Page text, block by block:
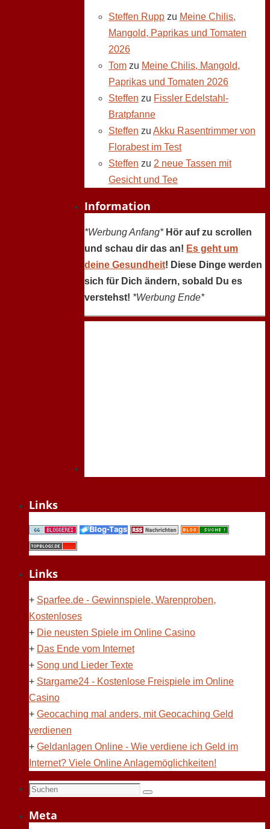
Steffen Rupp zu Meine Chilis,
Mangold, Paprikas und Tomaten
2026
Tom zu Meine Chilis, Mangold,
Paprikas und Tomaten 2026
Steffen zu Fissler Edelstahl-
Bratpfanne
Steffen zu Akku Rasentrimmer von
Florabest im Test
Steffen zu 2 neue Tassen mit
Gesicht und Tee
Information
*Werbung Anfang* Hör auf zu scrollen
und schau dir das an! Es geht um
deine Gesundheit! Diese Dinge werden
sich für Dich ändern, sobald Du es
verstehst! *Werbung Ende*
Links
Links
+ Sparfee.de - Gewinnspiele, Warenproben,
Kostenloses
+ Die neusten Spiele im Online Casino
+ Das Ende vom Internet
+ Song und Lieder Texte
+ Stargame24 - Kostenlose Freispiele im Online
Casino
+ Geocaching mal anders, mit Geocaching Geld
verdienen
+ Geldanlagen Online - Wie verdiene ich Geld im
Internet? Viele Online Anlagemöglichkeiten!
Suchen
Suchen
Meta